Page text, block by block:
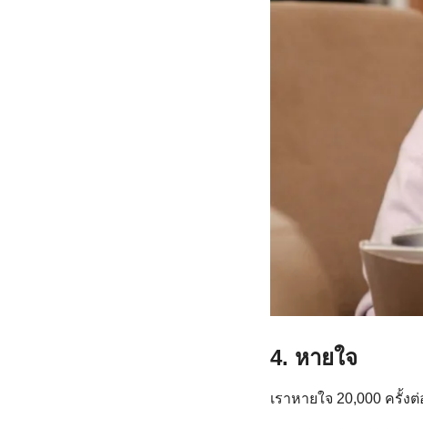
4. หายใจ
เราหายใจ 20,000 ครั้